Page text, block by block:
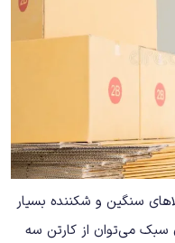
سنگین و شکننده بسیار
سبک می‌توان از کارتن سه